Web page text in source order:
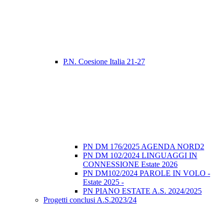
P.N. Coesione Italia 21-27
PN DM 176/2025 AGENDA NORD2
PN DM 102/2024 LINGUAGGI IN
CONNESSIONE Estate 2026
PN DM102/2024 PAROLE IN VOLO -
Estate 2025 -
PN PIANO ESTATE A.S. 2024/2025
Progetti conclusi A.S.2023/24